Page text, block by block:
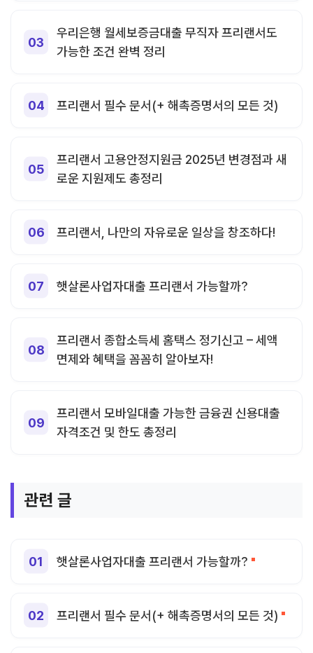
우리은행 월세보증금대출 무직자 프리랜서도
가능한 조건 완벽 정리
프리랜서 필수 문서(+ 해촉증명서의 모든 것)
프리랜서 고용안정지원금 2025년 변경점과 새
로운 지원제도 총정리
프리랜서, 나만의 자유로운 일상을 창조하다!
햇살론사업자대출 프리랜서 가능할까?
프리랜서 종합소득세 홈택스 정기신고 – 세액
면제와 혜택을 꼼꼼히 알아보자!
프리랜서 모바일대출 가능한 금융권 신용대출
자격조건 및 한도 총정리
관련 글
햇살론사업자대출 프리랜서 가능할까?
프리랜서 필수 문서(+ 해촉증명서의 모든 것)